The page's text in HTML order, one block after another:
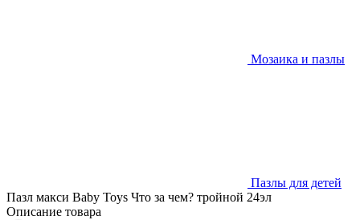
Мозаика и пазлы
Пазлы для детей
Пазл макси Baby Toys Что за чем? тройной 24эл
Описание товара